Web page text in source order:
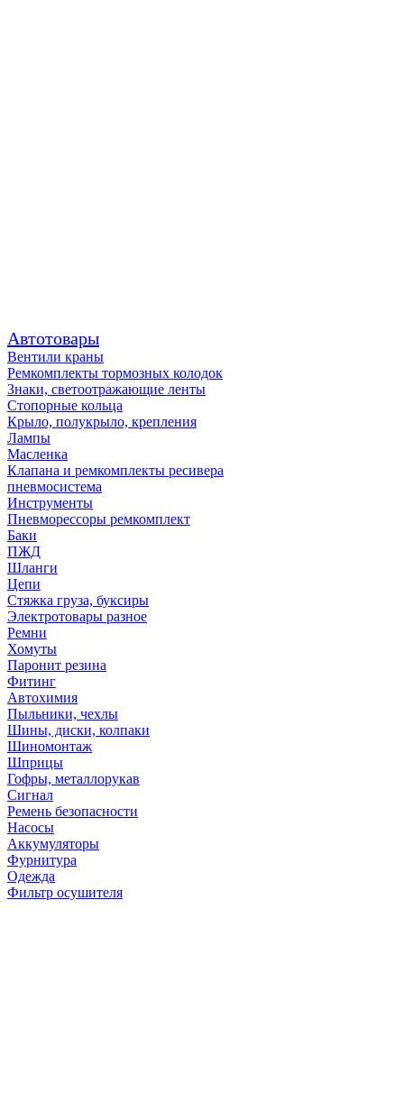
Автотовары
Вентили краны
Ремкомплекты тормозных колодок
Знаки, светоотражающие ленты
Стопорные кольца
Крыло, полукрыло, крепления
Лампы
Масленка
Клапана и ремкомплекты ресивера
пневмосистема
Инструменты
Пневморессоры ремкомплект
Баки
ПЖД
Шланги
Цепи
Стяжка груза, буксиры
Электротовары разное
Ремни
Хомуты
Паронит резина
Фитинг
Автохимия
Пыльники, чехлы
Шины, диски, колпаки
Шиномонтаж
Шприцы
Гофры, металлорукав
Сигнал
Ремень безопасности
Насосы
Аккумуляторы
Фурнитура
Одежда
Фильтр осушителя